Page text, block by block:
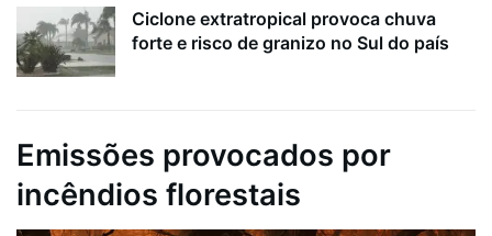
Ciclone extratropical provoca chuva
forte e risco de granizo no Sul do país
Emissões provocados por
incêndios florestais